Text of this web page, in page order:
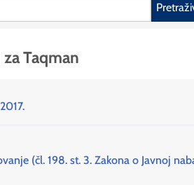
Taqman
(čl. 198. st. 3. Zakona o Javnoj